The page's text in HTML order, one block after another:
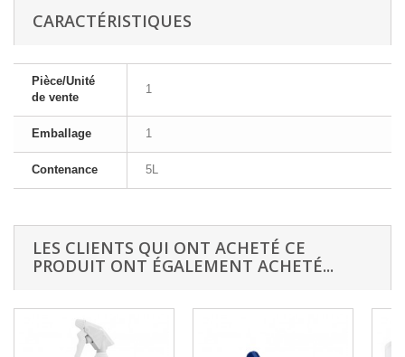
CARACTÉRISTIQUES
Pièce/Unité
de vente
1
Emballage 1
Contenance 5L
LES CLIENTS QUI ONT ACHETÉ CE
PRODUIT ONT ÉGALEMENT ACHETÉ...